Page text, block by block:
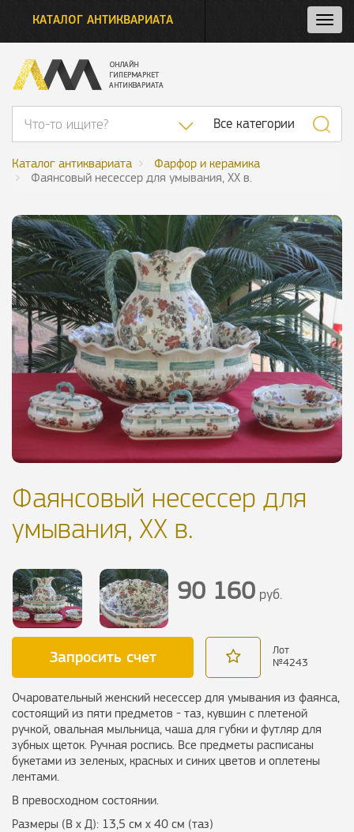
и
КАТАЛОГ АНТИКВАРИАТА
Список
Все категории
Каталог антиквариата
Фарфор и керамика
Фаянсовый несессер для умывания, XX в.
Фаянсовый несессер для
умывания, XX в.
90 160 руб.
Запросить счет
Лот
№4243
Очаровательный женский несессер для умывания из фаянса,
состоящий из пяти предметов - таз, кувшин с плетеной
ручкой, овальная мыльница, чаша для губки и футляр для
зубных щеток. Ручная роспись. Все предметы расписаны
букетами из зеленых, красных и синих цветов и оплетены
лентами.
В превосходном состоянии.
Размеры (В х Д): 13,5 см х 40 см (таз)